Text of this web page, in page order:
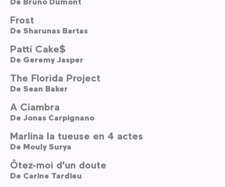
Frost
De Sharunas Bartas
Patti Cake$
De Geremy Jasper
The Florida Project
De Sean Baker
A Ciambra
De Jonas Carpignano
Marlina la tueuse en 4 actes
De Mouly Surya
Ôtez-moi d'un doute
De Carine Tardieu